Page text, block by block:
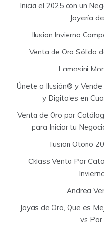
Inicia el 2025 con un
Joyería
Ilusion Invierno
Venta de Oro Sólido
Lamasini
Únete a Ilusión® y
y Digitales en
Venta de Oro por
para Iniciar tu
Ilusion Otoño
Cklass Venta Por
Andrea
Joyas de Oro, Que es
vs Por